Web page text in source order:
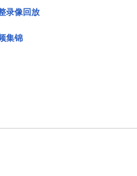
录像回放
集锦